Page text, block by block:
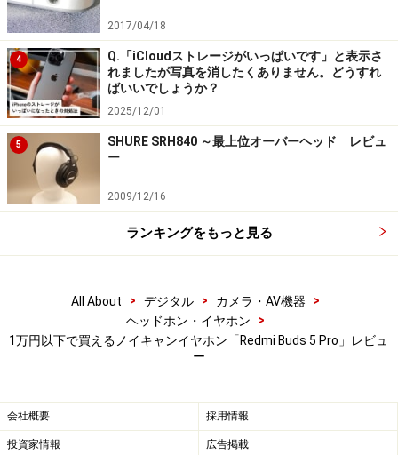
れば5分間の充電で約2時間の再生が可能です。なお充電
ケースはグーグルのペアリング技術「Google Fast Pair」
に対応しており、ふたを開けるだけでAndroidデバイスと
簡単にペアリングできます。
充電ケース
充電ケースを開けた状態
2017/04/18
4
Q.「iCloudストレージがいっぱいです」と表示さ
れましたが写真を消したくありません。どうすれ
ばいいでしょうか？
2025/12/01
5
SHURE SRH840 ～最上位オーバーヘッド レビュ
ー
2009/12/16
ランキングをもっと見る
All About > デジタル > カメラ・AV機器
>
ヘッドホン・イヤホン
>
1万円以下で買えるノイキャンイヤホン「Redmi Buds 5 Pro」レビュ
ー
会社概要 採用情報
投資家情報 広告掲載